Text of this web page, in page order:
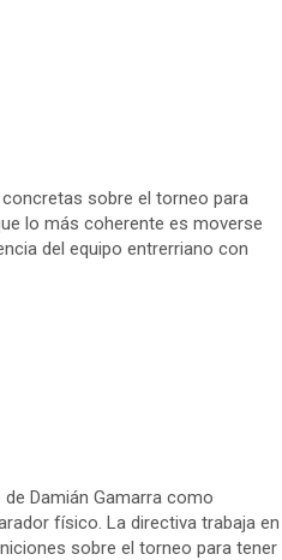
sobre el torneo para
lo más coherente es moverse
del equipo entrerriano con
Damián Gamarra como
físico. La directiva trabaja en
sobre el torneo para tener